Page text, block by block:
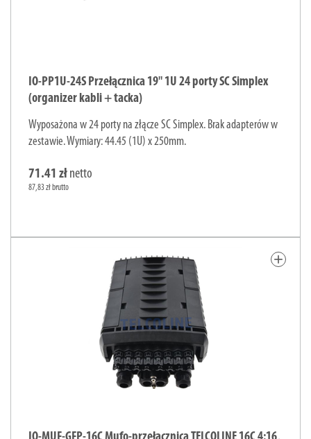
IO-PP1U-24S Przełącznica 19" 1U 24 porty SC Simplex
(organizer kabli + tacka)
Wyposażona w 24 porty na złącze SC Simplex. Brak adapterów w
zestawie. Wymiary: 44.45 (1U) x 250mm.
71.41 zł netto
87,83 zł brutto
add